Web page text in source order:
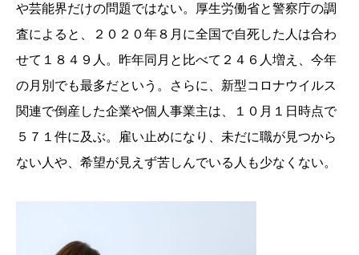
や芸能界だけの問題ではない。厚生労働省と警察庁の調
査によると、２０２０年８月に全国で自死した人は合わ
せて１８４９人。昨年同月と比べて２４６人増え、今年
の月別でも最多だという。さらに、新型コロナウイルス
関連で倒産した企業や個人事業主は、１０月１日時点で
５７１件に及ぶ。雇い止めになり、未だに職が見つから
ない人や、希望が見えず苦しんでいる人も少なくない。